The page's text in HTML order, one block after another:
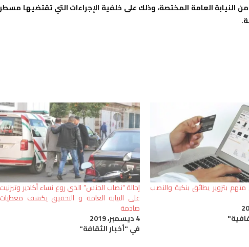
النيابة العامة المختصة، وذلك على خلفية الإجراءات التي تقتضيها
بتزوير يطائق بنكية والنصب إحالة “نصاب الجنس” الذي روع نساء أكادير وتيزنيت
على النيابة العامة و التحقيق يكشف معطيات
صادمة
4 ديسمبر، 2019
في "أخبار الثقافة"